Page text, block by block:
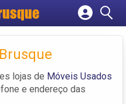
empresa
conta
lojas de Móveis Usados
e endereço das